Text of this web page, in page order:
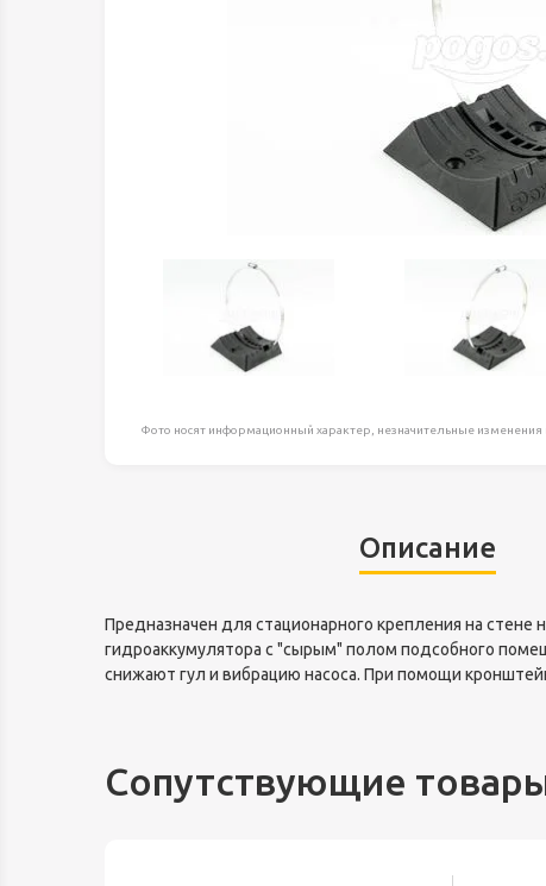
Оборудование
высоте
Промышленная
Распродажа
Расходные
оснастка
Скобяные изделия
Такелаж
Товары для дома,
Фото носят информационный характер, незначительные изменения
Описание
Предназначен для стационарного крепления на стене
гидроаккумулятора с "сырым" полом подсобного
снижают гул и вибрацию насоса. При помощи
Сопутствующие